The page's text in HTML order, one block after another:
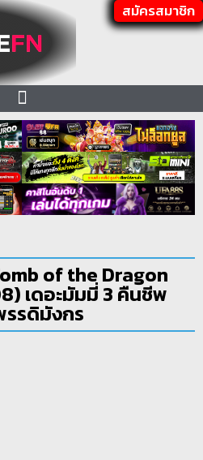
สมัครสมาชิก
of the Dragon
เดอะมัมมี่ 3 คืนชีพ
รดิมังกร